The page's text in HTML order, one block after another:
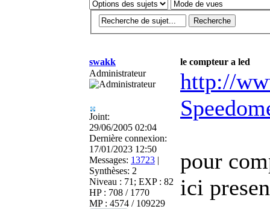
swakk
le compteur a led
Administrateur
Joint:
29/06/2005 02:04
Dernière connexion:
17/01/2023 12:50
Messages: 13723 |
Synthèses: 2
Niveau : 71; EXP : 82
HP : 708 / 1770
MP : 4574 / 109229
http://
pour
ici